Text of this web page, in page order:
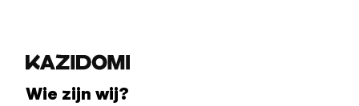
Wie zijn wij?